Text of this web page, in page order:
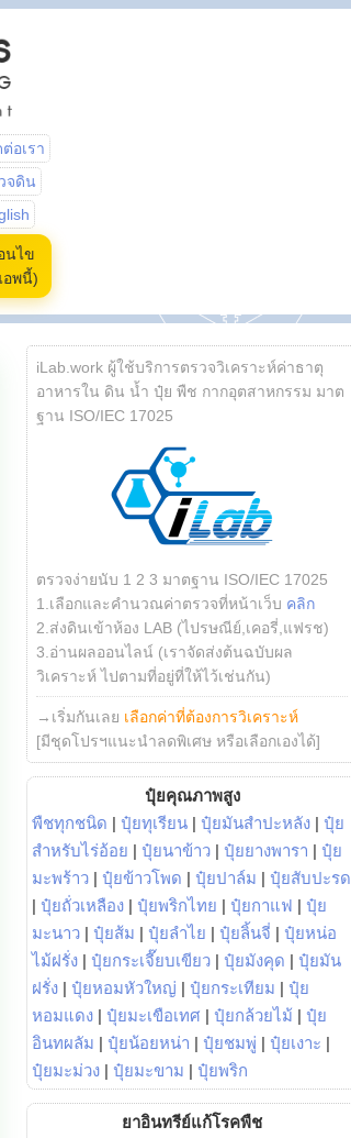
อเรา
จดิน
นไข
อพนี้)
iLab.work ผู้ใช้บริการตรวจวิเคราะห์ค่าธาตุ
อาหารใน ดิน น้ำ ปุ๋ย พืช กากอุตสาหกรรม มาต
ฐาน ISO/IEC 17025
ตรวจง่ายนับ 1 2 3 มาตฐาน ISO/IEC 17025
1.เลือกและคำนวณค่าตรวจที่หน้าเว็บ คลิก
2.ส่งดินเข้าห้อง LAB (ไปรษณีย์,เคอรี่,แฟรช)
3.อ่านผลออนไลน์ (เราจัดส่งต้นฉบับผล
วิเคราะห์ ไปตามที่อยู่ที่ให้ไว้เช่นกัน)
→เริ่มกันเลย เลือกค่าที่ต้องการวิเคราะห์
[มีชุดโปรฯแนะนำลดพิเศษ หรือเลือกเองได้]
ปุ๋ยคุณภาพสูง
พืชทุกชนิด | ปุ๋ยทุเรียน | ปุ๋ยมันสำปะหลัง | ปุ๋ย
สำหรับไร่อ้อย | ปุ๋ยนาข้าว | ปุ๋ยยางพารา | ปุ๋ย
มะพร้าว | ปุ๋ยข้าวโพด | ปุ๋ยปาล์ม | ปุ๋ยสับปะรด
| ปุ๋ยถั่วเหลือง | ปุ๋ยพริกไทย | ปุ๋ยกาแฟ | ปุ๋ย
มะนาว | ปุ๋ยส้ม | ปุ๋ยลำไย | ปุ๋ยลิ้นจี่ | ปุ๋ยหน่อ
ไม้ฝรั่ง | ปุ๋ยกระเจี๊ยบเขียว | ปุ๋ยมังคุด | ปุ๋ยมัน
ฝรั่ง | ปุ๋ยหอมหัวใหญ่ | ปุ๋ยกระเทียม | ปุ๋ย
หอมแดง | ปุ๋ยมะเขือเทศ | ปุ๋ยกล้วยไม้ | ปุ๋ย
อินทผลัม | ปุ๋ยน้อยหน่า | ปุ๋ยชมพู่ | ปุ๋ยเงาะ |
ปุ๋ยมะม่วง | ปุ๋ยมะขาม | ปุ๋ยพริก
ยาอินทรีย์แก้โรคพืช